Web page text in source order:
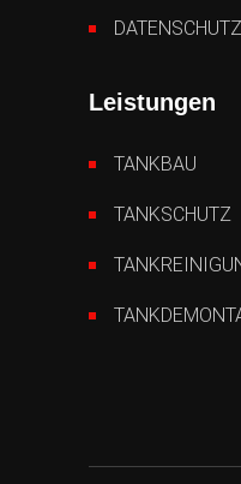
Leistungen
TANKBAU
TANKSCHUTZ